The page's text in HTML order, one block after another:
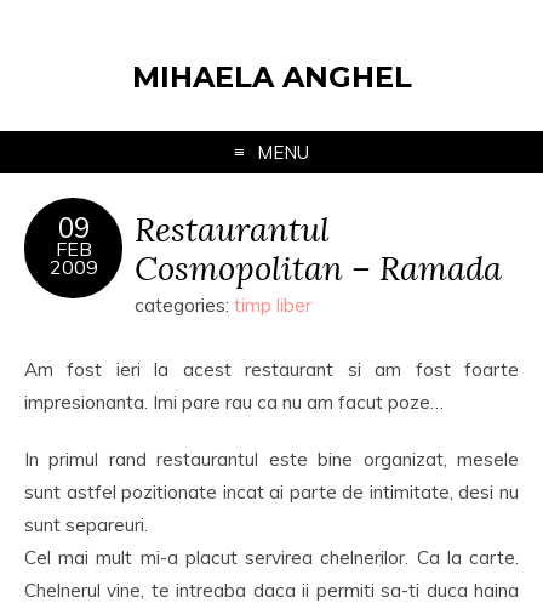
MIHAELA ANGHEL
MENU
09
FEB
2009
Restaurantul
Cosmopolitan – Ramada
categories: timp liber
Am fost ieri la acest restaurant si am fost foarte
impresionanta. Imi pare rau ca nu am facut poze…
In primul rand restaurantul este bine organizat, mesele
sunt astfel pozitionate incat ai parte de intimitate, desi nu
sunt separeuri.
Cel mai mult mi-a placut servirea chelnerilor. Ca la carte.
Chelnerul vine, te intreaba daca ii permiti sa-ti duca haina